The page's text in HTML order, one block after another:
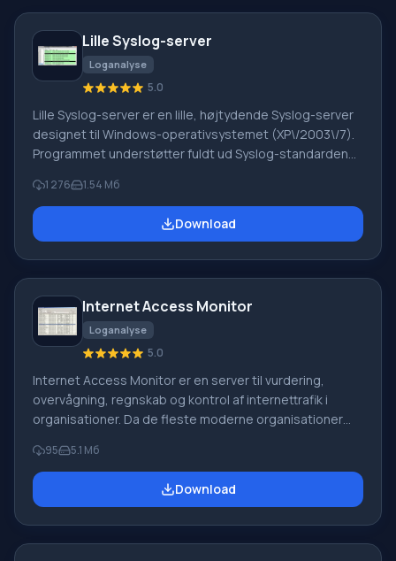
Lille Syslog-server
Loganalyse
5.0
Lille Syslog-server er en lille, højtydende Syslog-server
designet til Windows-operativsystemet (XP\/2003\/7).
Programmet understøtter fuldt ud Syslog-standarden
firewalls, router switche, modemer osv. Funktioner i Lille
Syslog-server: mulighed for at eksportere hændelser til
TXT-format, gemme alle hændelser på en MySQL-
1 276 1.54 Мб
Download
Internet Access Monitor
Loganalyse
5.0
Internet Access Monitor er en server til vurdering,
overvågning, regnskab og kontrol af internettrafik i
organisationer. Da de fleste moderne organisationer
MS Proxy, WinProxy, EServ, Squid, Proxy Plus og andre),
der deler én internetforbindelse mellem alle
medarbejdere i organisationen, vil programmet Internet
95 5.1 Мб
Download